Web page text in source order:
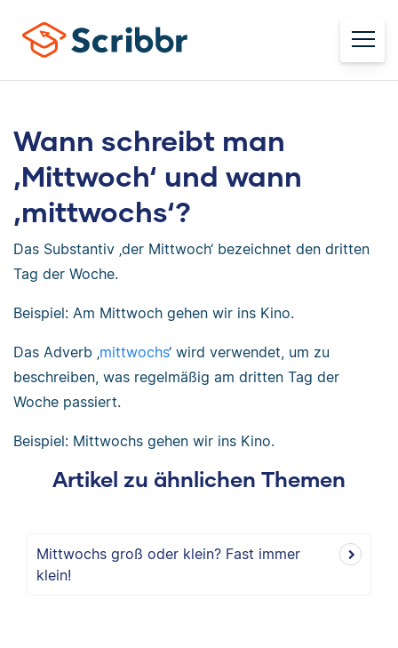
Wann schreibt man
‚Mittwoch‘ und wann
‚mittwochs‘?
Das Substantiv ‚der Mittwoch‘ bezeichnet den dritten
Tag der Woche.
Beispiel: Am Mittwoch gehen wir ins Kino.
Das Adverb ‚mittwochs‘ wird verwendet, um zu
beschreiben, was regelmäßig am dritten Tag der
Woche passiert.
Beispiel: Mittwochs gehen wir ins Kino.
Artikel zu ähnlichen Themen
Mittwochs groß oder klein? Fast immer
klein!